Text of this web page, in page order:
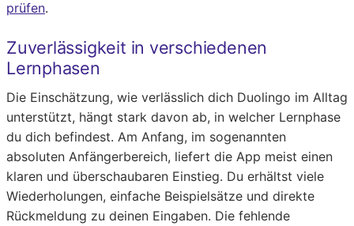
prüfen.
Zuverlässigkeit in verschiedenen
Lernphasen
Die Einschätzung, wie verlässlich dich Duolingo im Alltag
unterstützt, hängt stark davon ab, in welcher Lernphase
du dich befindest. Am Anfang, im sogenannten
absoluten Anfängerbereich, liefert die App meist einen
klaren und überschaubaren Einstieg. Du erhältst viele
Wiederholungen, einfache Beispielsätze und direkte
Rückmeldung zu deinen Eingaben. Die fehlende